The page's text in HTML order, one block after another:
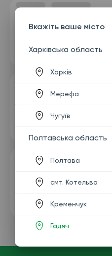
Вкажіть ваше місто
Харківська область
Харків
Мерефа
Чугуїв
Полтавська область
Полтава
смт. Котельва
Кременчук
Гадяч